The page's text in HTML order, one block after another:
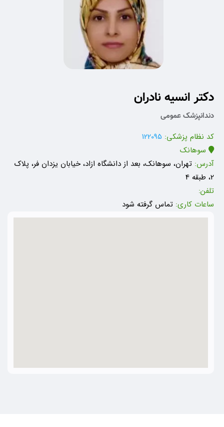
دکتر انسیه نادران
دندانپزشک عمومی
کد نظام پزشکی: 122095
سوهانک
آدرس: تهران، سوهانک، بعد از دانشگاه ازاد، خیابان یزدان فر، پلاک
2، طبقه 4
تلفن:
ساعات کاری: تماس گرفته شود